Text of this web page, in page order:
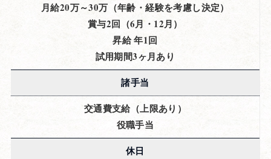
月給20万～30万（年齢・経験を考慮し決定）
賞与2回（6月・12月）
昇給 年1回
試用期間3ヶ月あり
諸手当
交通費支給（上限あり）
役職手当
休日